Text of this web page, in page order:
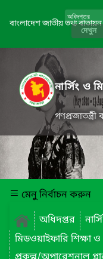
বাংলাদেশ জাতীয় তথ্য বাতায়ন
দেখুন
নার্সিং ও
মেনু নির্বাচন করুন
অধিদপ্তর
মিডওয়াইফারি শিক্ষা ও